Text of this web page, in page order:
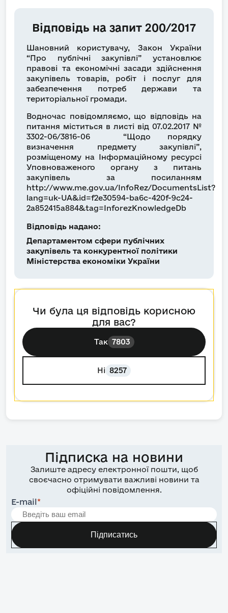
Відповідь на запит 200/2017
Шановний користувачу, Закон України
“Про публічні закупівлі” установлює
правові та економічні засади здійснення
закупівель товарів, робіт і послуг для
забезпечення потреб держави та
територіальної громади.
Водночас повідомляємо, що відповідь на
питання міститься в листі від 07.02.2017 №
3302-06/3816-06 “Щодо порядку
визначення предмету закупівлі”,
розміщеному на Інформаційному ресурсі
Уповноваженого органу з питань
закупівель за посиланням
http://www.me.gov.ua/InfoRez/DocumentsList?
lang=uk-UA&id=f2e30594-ba6c-420f-9c24-
2a852415a884&tag=InforezKnowledgeDb
Відповідь надано:
Департаментом сфери публічних
закупівель та конкурентної політики
Міністерства економіки України
Чи була ця відповідь корисною
для вас?
Так 7803
Ні 8257
Підписка на новини
Залиште адресу електронної пошти, щоб
своєчасно отримувати важливі новини та
офіційні повідомлення.
E-mail*
Підписатись